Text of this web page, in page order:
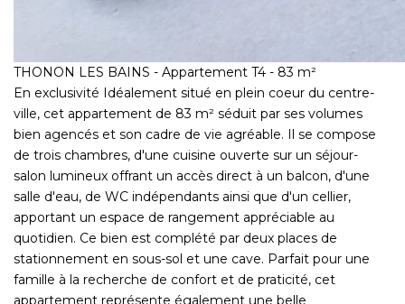
THONON LES BAINS - Appartement T4 - 83 m²
En exclusivité Idéalement situé en plein coeur du centre-
ville, cet appartement de 83 m² séduit par ses volumes
bien agencés et son cadre de vie agréable. Il se compose
de trois chambres, d'une cuisine ouverte sur un séjour-
salon lumineux offrant un accès direct à un balcon, d'une
salle d'eau, de WC indépendants ainsi que d'un cellier,
apportant un espace de rangement appréciable au
quotidien. Ce bien est complété par deux places de
stationnement en sous-sol et une cave. Parfait pour une
famille à la recherche de confort et de praticité, cet
appartement représente également une belle